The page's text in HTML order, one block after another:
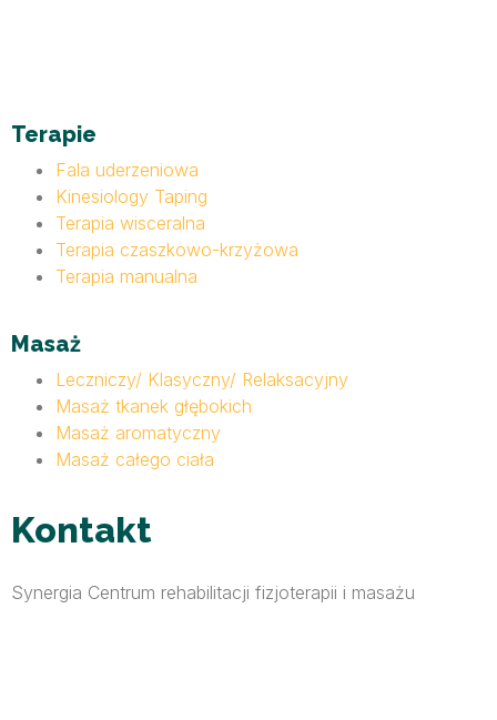
Terapie
Fala uderzeniowa
Kinesiology Taping
Terapia wisceralna
Terapia czaszkowo-krzyżowa
Terapia manualna
Masaż
Leczniczy/ Klasyczny/ Relaksacyjny
Masaż tkanek głębokich
Masaż aromatyczny
Masaż całego ciała
Kontakt
Synergia Centrum rehabilitacji fizjoterapii i masażu